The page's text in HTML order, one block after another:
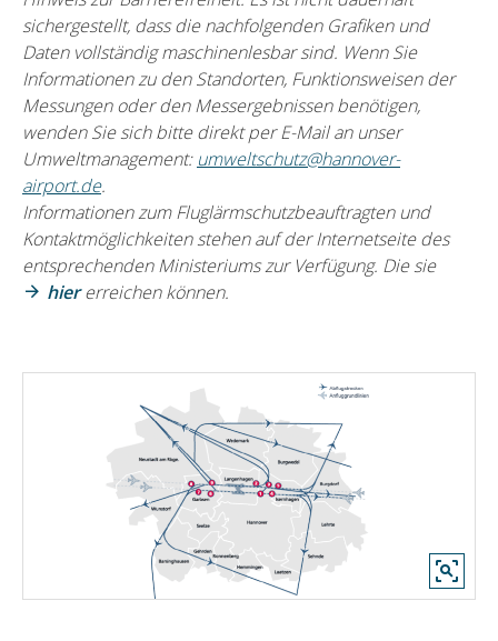
sichergestellt, dass die nachfolgenden Grafiken und
Daten vollständig maschinenlesbar sind. Wenn Sie
Informationen zu den Standorten, Funktionsweisen der
Messungen oder den Messergebnissen benötigen,
wenden Sie sich bitte direkt per E-Mail an unser
Umweltmanagement: umweltschutz@hannover-
airport.de.
Informationen zum Fluglärmschutzbeauftragten und
Kontaktmöglichkeiten stehen auf der Internetseite des
entsprechenden Ministeriums zur Verfügung. Die sie
hiererreichen können.